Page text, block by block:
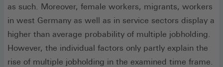
as such. Moreover, female workers, migrants, workers
in west Germany as well as in service sectors display a
higher than average probability of multiple jobholding.
However, the individual factors only partly explain the
rise of multiple jobholding in the examined time frame.